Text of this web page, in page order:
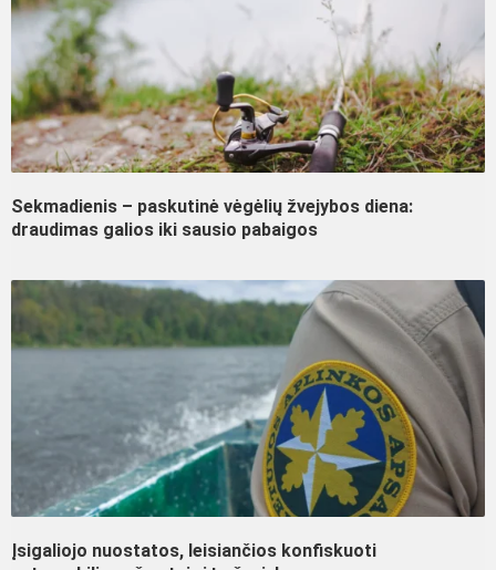
Sekmadienis – paskutinė vėgėlių žvejybos diena:
draudimas galios iki sausio pabaigos
Įsigaliojo nuostatos, leisiančios konfiskuoti